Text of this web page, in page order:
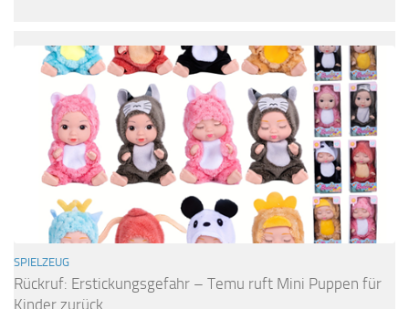
SPIELZEUG
Rückruf: Erstickungsgefahr – Temu ruft Mini Puppen für
Kinder zurück